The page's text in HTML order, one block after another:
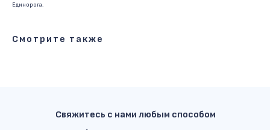
Единорога.
Смотрите также
Свяжитесь с нами любым способом